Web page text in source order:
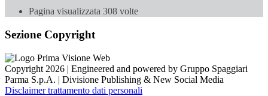
Pagina visualizzata 308 volte
Sezione Copyright
Copyright 2026 | Engineered and powered by Gruppo Spaggiari
Parma S.p.A. | Divisione Publishing & New Social Media
Disclaimer trattamento dati personali